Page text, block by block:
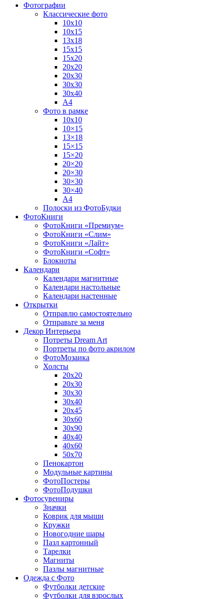
Фотографии
Классические фото
10х10
10х15
13х18
15х15
15х20
20х20
20х30
30х30
30х40
А4
Фото в рамке
10х10
10×15
13×18
15×15
15×20
20×20
20×30
30×30
30×40
A4
Полоски из ФотоБудки
ФотоКниги
ФотоКниги «Премиум»
ФотоКниги «Слим»
ФотоКниги «Лайт»
ФотоКниги «Софт»
Блокноты
Календари
Календари магнитные
Календари настольные
Календари настенные
Открытки
Отправлю самостоятельно
Отправьте за меня
Декор Интерьера
Потреты Dream Art
Портреты по фото акрилом
ФотоМозаика
Холсты
20х20
20х30
30х30
30х40
20х45
30х60
30х90
40х40
40х60
50х70
Пенокартон
Модульные картины
ФотоПостеры
ФотоПодушки
Фотоcувениры
Значки
Коврик для мыши
Кружки
Новогодние шары
Пазл картонный
Тарелки
Магниты
Пазлы магнитные
Одежда с Фото
Футболки детские
Футболки для взрослых